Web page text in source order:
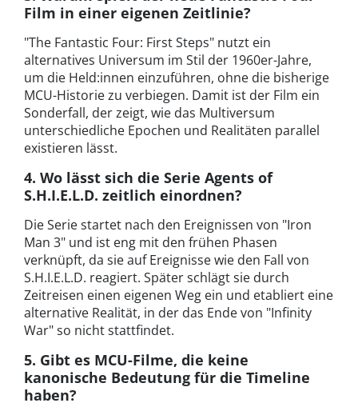
Film in einer eigenen Zeitlinie?
"The Fantastic Four: First Steps" nutzt ein
alternatives Universum im Stil der 1960er-Jahre,
um die Held:innen einzuführen, ohne die bisherige
MCU-Historie zu verbiegen. Damit ist der Film ein
Sonderfall, der zeigt, wie das Multiversum
unterschiedliche Epochen und Realitäten parallel
existieren lässt.
4. Wo lässt sich die Serie Agents of
S.H.I.E.L.D. zeitlich einordnen?
Die Serie startet nach den Ereignissen von "Iron
Man 3" und ist eng mit den frühen Phasen
verknüpft, da sie auf Ereignisse wie den Fall von
S.H.I.E.L.D. reagiert. Später schlägt sie durch
Zeitreisen einen eigenen Weg ein und etabliert eine
alternative Realität, in der das Ende von "Infinity
War" so nicht stattfindet.
5. Gibt es MCU-Filme, die keine
kanonische Bedeutung für die Timeline
haben?